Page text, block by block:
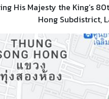
His Majesty the King’s
Hong Subdistrict,